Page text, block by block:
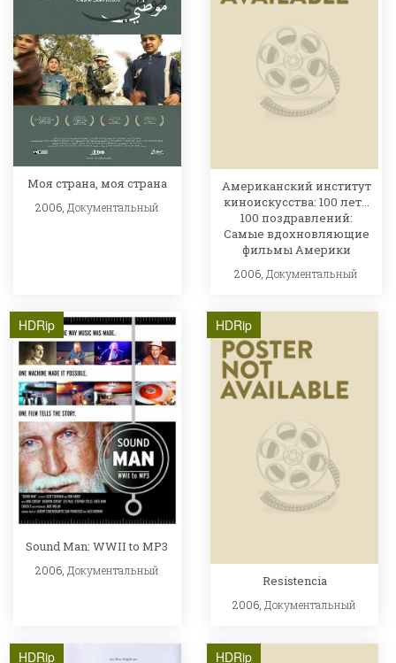
Моя страна, моя страна
2006, Документальный
Американский институт
киноискусства: 100 лет...
100 поздравлений:
Самые вдохновляющие
фильмы Америки
2006, Документальный
HDRip
Sound Man: WWII to MP3
2006, Документальный
HDRip
Resistencia
2006,Документальный
HDRip HDRip